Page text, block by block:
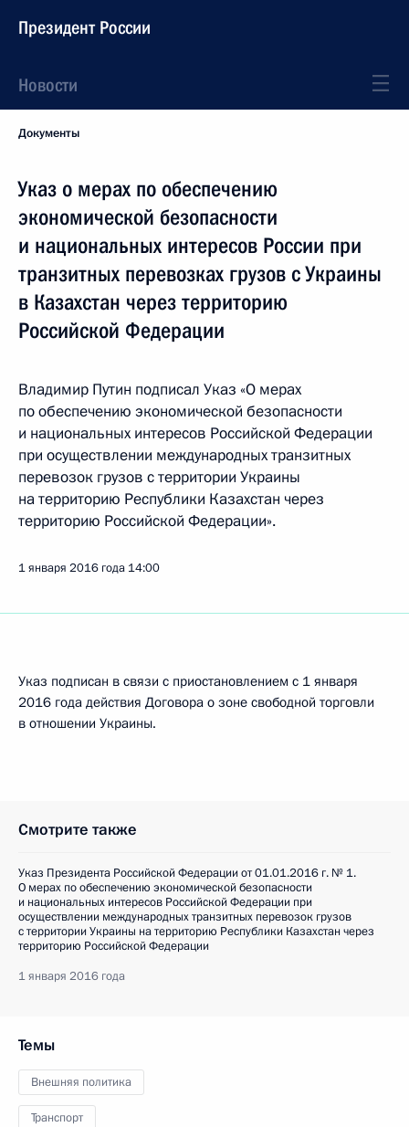
Президент России
Новости
Документы
Указ о мерах по обеспечению
экономической безопасности
и национальных интересов России при
транзитных перевозках грузов с Украины
в Казахстан через территорию
Российской Федерации
Владимир Путин подписал Указ «О мерах
по обеспечению экономической безопасности
и национальных интересов Российской Федерации
при осуществлении международных транзитных
перевозок грузов с территории Украины
на территорию Республики Казахстан через
территорию Российской Федерации».
1 января 2016 года 14:00
Указ подписан в связи с приостановлением с 1 января
2016 года действия Договора о зоне свободной торговли
в отношении Украины.
Смотрите также
Указ Президента Российской Федерации от 01.01.2016 г. № 1.
О мерах по обеспечению экономической безопасности
и национальных интересов Российской Федерации при
осуществлении международных транзитных перевозок грузов
с территории Украины на территорию Республики Казахстан через
территорию Российской Федерации
1 января 2016 года
Темы
Внешняя политика
Транспорт